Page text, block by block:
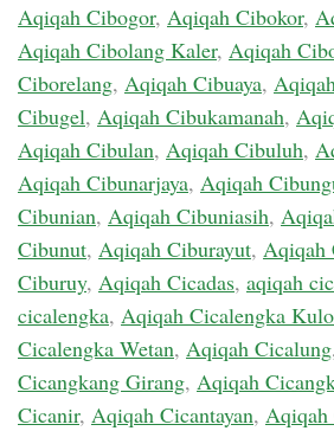
Aqiqah Cibogor, Aqiqah Cibokor,
Aqiqah Cibolang Kaler, Aqiqah
Ciborelang, Aqiqah Cibuaya,
Cibugel, Aqiqah Cibukamanah,
Aqiqah Cibulan, Aqiqah Cibuluh,
Aqiqah Cibunarjaya, Aqiqah
Cibunian, Aqiqah Cibuniasih,
Cibunut, Aqiqah Ciburayut, Aqiqah
Ciburuy, Aqiqah Cicadas, aqiqah
cicalengka, Aqiqah Cicalengka
Cicalengka Wetan, Aqiqah Cicalung
Cicangkang Girang, Aqiqah
Cicanir, Aqiqah Cicantayan, Aqiqah